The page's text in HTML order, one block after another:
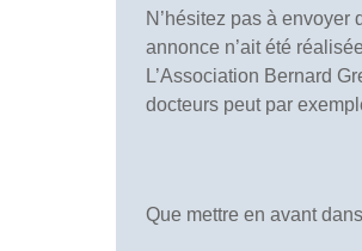
N’hésitez pas à envoyer
annonce n’ait été
L’Association Bernard
docteurs peut par
Que mettre en avant